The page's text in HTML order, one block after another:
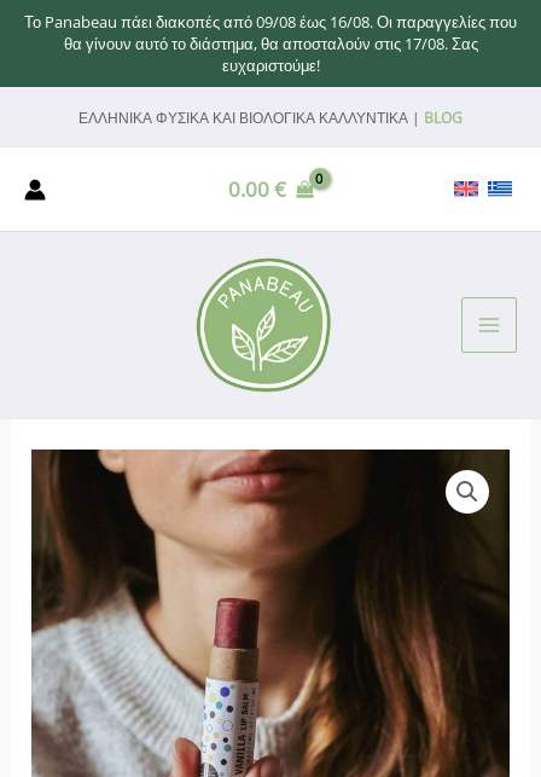
Το Panabeau πάει διακοπές από 09/08 έως 16/08. Οι παραγγελίες που
θα γίνουν αυτό το διάστημα, θα αποσταλούν στις 17/08. Σας
ευχαριστούμε!
περιεχόμενο
ΕΛΛΗΝΙΚΑ ΦΥΣΙΚΑ ΚΑΙ ΒΙΟΛΟΓΙΚΑ ΚΑΛΛΥΝΤΙΚΑ | BLOG
0.00€